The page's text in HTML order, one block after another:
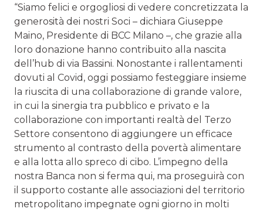
“Siamo felici e orgogliosi di vedere concretizzata la
generosità dei nostri Soci – dichiara Giuseppe
Maino, Presidente di BCC Milano –, che grazie alla
loro donazione hanno contribuito alla nascita
dell’hub di via Bassini. Nonostante i rallentamenti
dovuti al Covid, oggi possiamo festeggiare insieme
la riuscita di una collaborazione di grande valore,
in cui la sinergia tra pubblico e privato e la
collaborazione con importanti realtà del Terzo
Settore consentono di aggiungere un efficace
strumento al contrasto della povertà alimentare
e alla lotta allo spreco di cibo. L’impegno della
nostra Banca non si ferma qui, ma proseguirà con
il supporto costante alle associazioni del territorio
metropolitano impegnate ogni giorno in molti